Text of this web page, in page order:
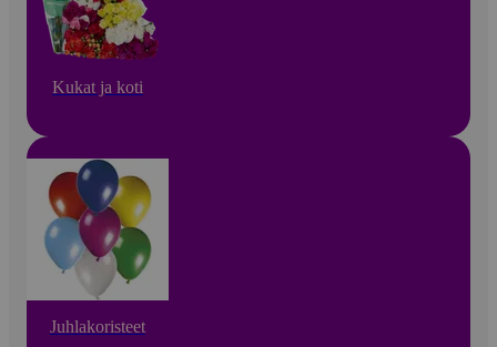
Kukat ja koti
Juhlakoristeet